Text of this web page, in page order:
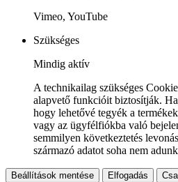
Vimeo, YouTube
Szükséges
Mindig aktív
A technikailag szükséges
alapvető funkcióit biztosítják.
hogy lehetővé tegyék a
vagy az ügyfélfiókba való
semmilyen következtetés
származó adatot soha nem
Beállítások mentése Elfogadás